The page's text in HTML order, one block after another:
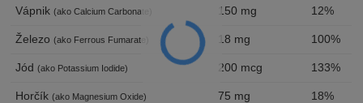
Vápnik(ako Calcium Carbonate) 150 mg 12%
Železo(ako Ferrous Fumarate) 18 mg 100%
Jód(ako Potassium Iodide) 200 mcg 133%
Horčík(ako Magnesium Oxide) 75 mg 18%